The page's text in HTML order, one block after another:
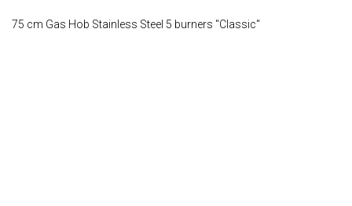
75 cm Gas Hob Stainless Steel 5 burners "Classic"